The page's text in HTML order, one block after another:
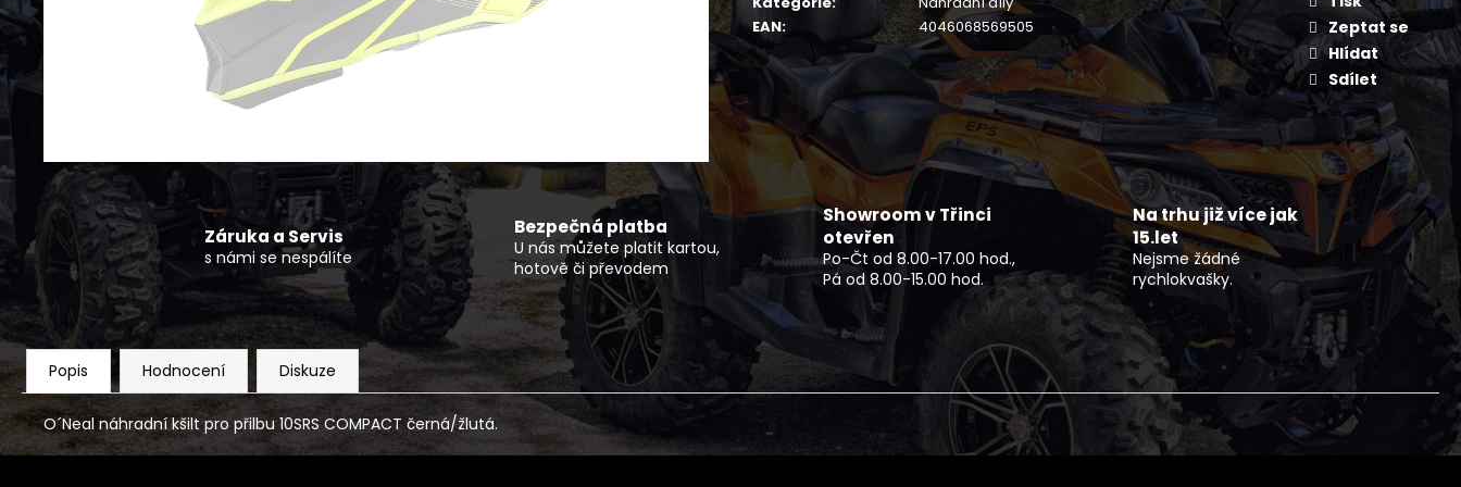
EAN: 4046068569505
Zeptat se
Hlídat
Sdílet
Záruka a Servis
s námi se nespálíte
Bezpečná platba
U nás můžete platit kartou,
hotově či převodem
Showroom v Třinci
otevřen
Po-Čt od 8.00-17.00 hod.,
Pá od 8.00-15.00 hod.
Na trhu již více jak
15.let
Nejsme žádné
rychlokvašky.
Popis Hodnocení Diskuze
O´Neal náhradní kšilt pro přilbu 10SRS COMPACT černá/žlutá.
ČTYŘKOLKA CFMOTO GLADIATOR C5-A
G4 T3B ŠEDÁ
160 990 Kč
SERVIS SKÚTRU
1 900 Kč
NF 2210 TEXTILNÍ BUNDA DLOUHÁ ČERNO
ŠEDO ZELENÝ REFLEX
2 720 Kč